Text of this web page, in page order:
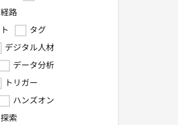
路
タグ
デジタル人材
データ分析
トリガー
ハンズオン
索